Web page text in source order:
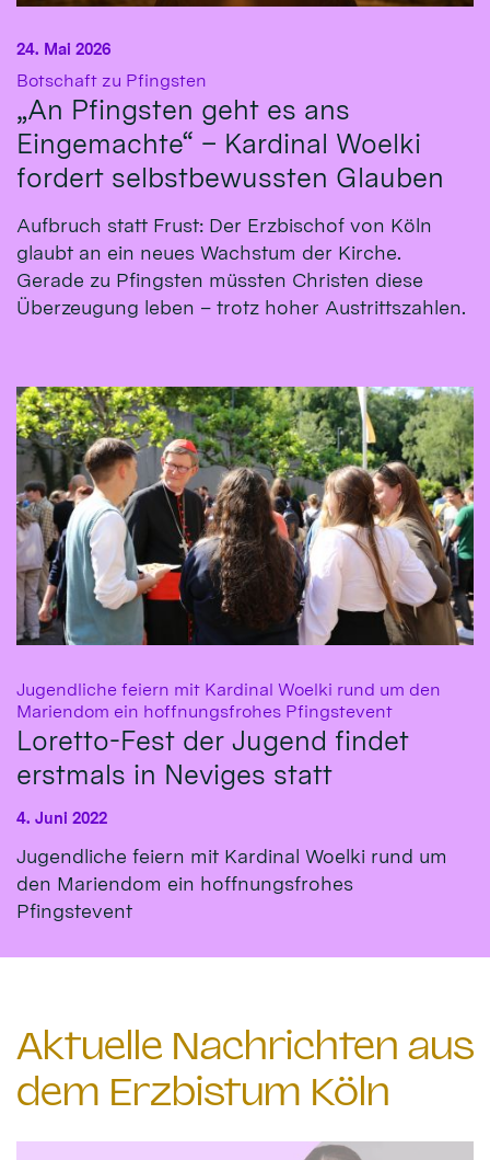
Botschaft zu Pfingsten
„An Pfingsten geht es ans
Eingemachte“ – Kardinal Woelki
fordert selbstbewussten Glauben
24. Mai 2026
Aufbruch statt Frust: Der Erzbischof von Köln
glaubt an ein neues Wachstum der Kirche.
Gerade zu Pfingsten müssten Christen diese
Überzeugung leben – trotz hoher Austrittszahlen.
Jugendliche feiern mit Kardinal Woelki rund um den
Mariendom ein hoffnungsfrohes Pfingstevent:
Loretto-Fest der Jugend findet
erstmals in Neviges statt
4. Juni 2022
Jugendliche feiern mit Kardinal Woelki rund um
den Mariendom ein hoffnungsfrohes
Pfingstevent
Aktuelle Nachrichten aus
dem Erzbistum Köln